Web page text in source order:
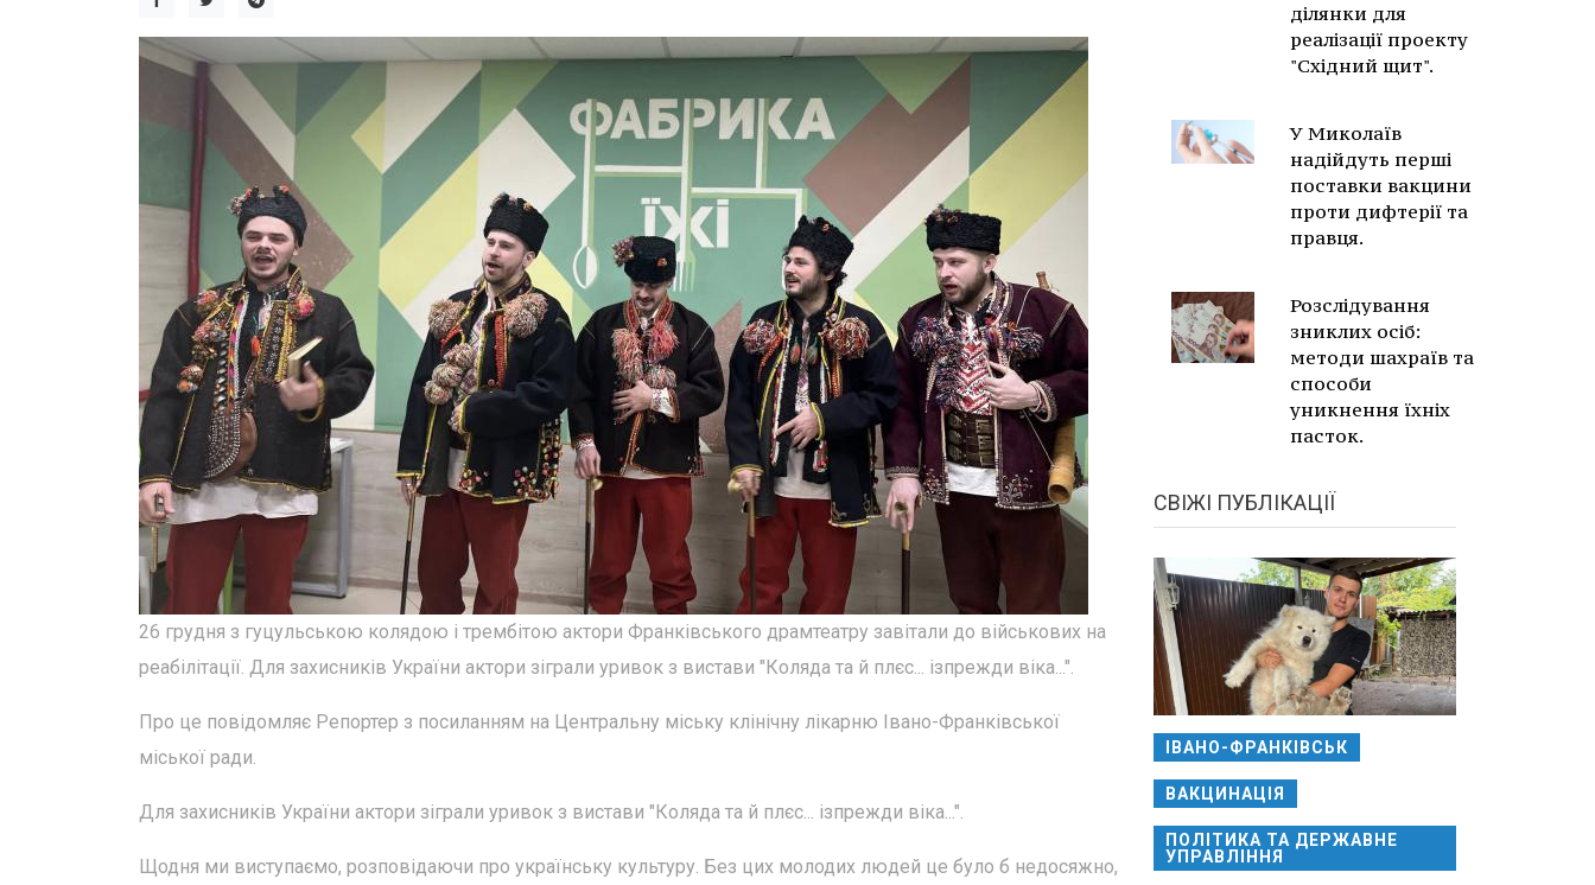
26 грудня з гуцульською колядою і трембітою актори Франківського драмтеатру завітали до військових на
реабілітації. Для захисників України актори зіграли уривок з вистави "Коляда та й плєс... ізпрежди віка...".
Про це повідомляє Репортер з посиланням на Центральну міську клінічну лікарню Івано-Франківської
міської ради.
Для захисників України актори зіграли уривок з вистави "Коляда та й плєс... ізпрежди віка...".
Щодня ми виступаємо, розповідаючи про українську культуру. Без цих молодих людей це було б недосяжно,
ділянки для
реалізації проекту
"Східний щит".
У Миколаїв
надійдуть перші
поставки вакцини
проти дифтерії та
правця.
Розслідування
зниклих осіб:
методи шахраїв та
способи
уникнення їхніх
пасток.
СВІЖІ ПУБЛІКАЦІЇ
ІВАНО-ФРАНКІВСЬК
ВАКЦИНАЦІЯ
ПОЛІТИКА ТА ДЕРЖАВНЕ
УПРАВЛІННЯ